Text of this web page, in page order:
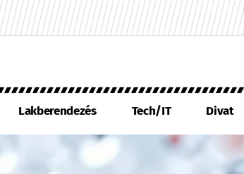
Lakberendezés Tech/IT Divat